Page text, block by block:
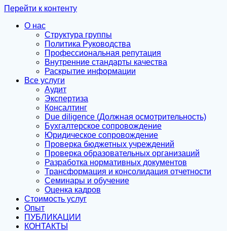
Перейти к контенту
О нас
Структура группы
Политика Руководства
Профессиональная репутация
Внутренние стандарты качества
Раскрытие информации
Все услуги
Аудит
Экспертиза
Консалтинг
Due diligence (Должная осмотрительность)
Бухгалтерское сопровождение
Юридическое сопровождение
Проверка бюджетных учреждений
Проверка образовательных организаций
Разработка нормативных документов
Трансформация и консолидация отчетности
Семинары и обучение
Оценка кадров
Стоимость услуг
Опыт
ПУБЛИКАЦИИ
КОНТАКТЫ